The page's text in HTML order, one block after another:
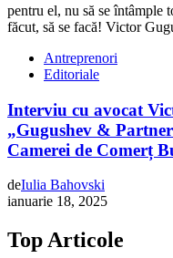
Antreprenori
Editoriale
Interviu cu avocat
„Gugushev &
Camerei de Comerț
deIulia Bahovski
ianuarie 18, 2025
Top Articole